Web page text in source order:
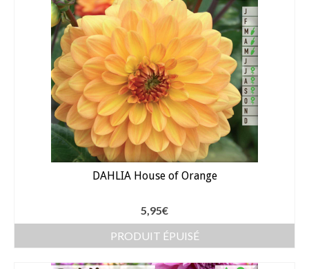
DAHLIA House of Orange
5,95€
PRODUIT ÉPUISÉ